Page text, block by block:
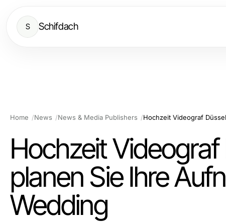
S Schifdach
Home News News & Media Publishers
Hochzeit
planen Sie Ihre
Wedding